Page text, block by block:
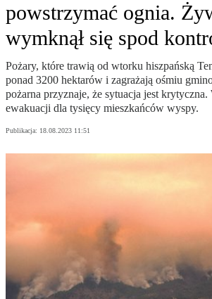
powstrzymać ognia.
wymknął się spod
Pożary, które trawią od wtorku hiszpańską
ponad 3200 hektarów i zagrażają ośmiu
pożarna przyznaje, że sytuacja jest krytyczna.
ewakuacji dla tysięcy mieszkańców wyspy.
Publikacja: 18.08.2023 11:51